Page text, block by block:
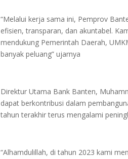
“Melalui kerja sama ini, Pemprov
efisien, transparan, dan akuntabel.
mendukung Pemerintah Daerah,
banyak peluang” ujarnya
Direktur Utama Bank Banten,
dapat berkontribusi dalam
tahun terakhir terus mengalami
“Alhamdulillah, di tahun 2023 kami